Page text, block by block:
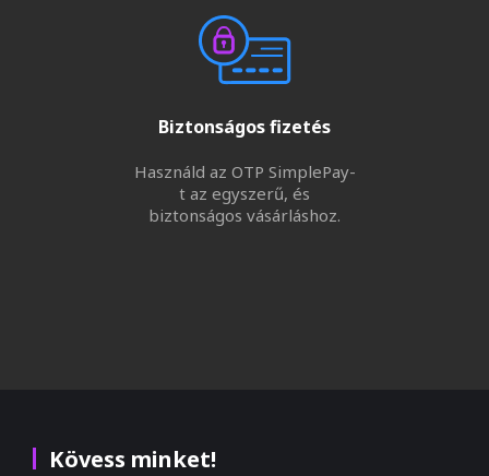
Biztonságos fizetés
Használd az OTP SimplePay-
t az egyszerű, és
biztonságos vásárláshoz.
Kövess minket!